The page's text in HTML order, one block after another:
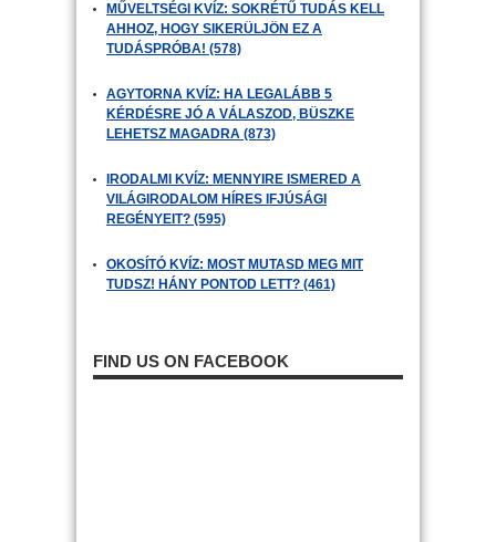
MŰVELTSÉGI KVÍZ: SOKRÉTŰ TUDÁS KELL
AHHOZ, HOGY SIKERÜLJÖN EZ A
TUDÁSPRÓBA! (578)
AGYTORNA KVÍZ: HA LEGALÁBB 5
KÉRDÉSRE JÓ A VÁLASZOD, BÜSZKE
LEHETSZ MAGADRA (873)
IRODALMI KVÍZ: MENNYIRE ISMERED A
VILÁGIRODALOM HÍRES IFJÚSÁGI
REGÉNYEIT? (595)
OKOSÍTÓ KVÍZ: MOST MUTASD MEG MIT
TUDSZ! HÁNY PONTOD LETT? (461)
FIND US ON FACEBOOK